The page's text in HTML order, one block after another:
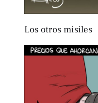
Los otros misiles